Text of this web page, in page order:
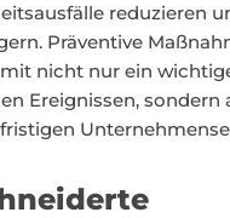
reduzieren
Präventive
nicht nur ein
Ereignissen, sondern